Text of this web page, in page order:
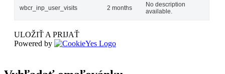
wbcr_inp_user_visits 2 months
No description
available.
ULOŽIŤ A PRIJAŤ
Powered by